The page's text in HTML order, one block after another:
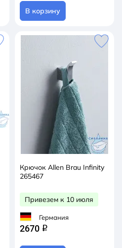
В корзину
Крючок Allen Brau Infinity
265467
Привезем к 10 июля
Германия
2670 q